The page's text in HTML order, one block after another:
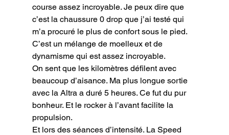
course assez incroyable. Je peux dire que
c’est la chaussure 0 drop que j’ai testé qui
m’a procuré le plus de confort sous le pied.
C’est un mélange de moelleux et de
dynamisme qui est assez incroyable.
On sent que les kilomètres défilent avec
beaucoup d’aisance. Ma plus longue sortie
avec la Altra a duré 5 heures. Ce fut du pur
bonheur. Et le rocker à l’avant facilite la
propulsion.
Et lors des séances d’intensité. La Speed